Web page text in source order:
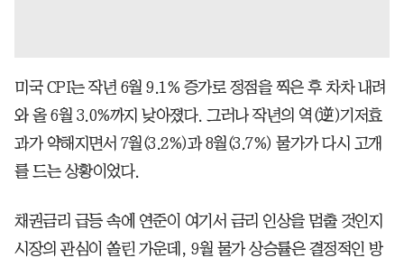
미국 CPI는 작년 6월 9.1% 증가로 정점을 찍은 후 차차 내려
와 올 6월 3.0%까지 낮아졌다. 그러나 작년의 역(逆)기저효
과가 약해지면서 7월(3.2%)과 8월(3.7%) 물가가 다시 고개
를 드는 상황이었다.
채권금리 급등 속에 연준이 여기서 금리 인상을 멈출 것인지
시장의 관심이 쏠린 가운데, 9월 물가 상승률은 결정적인 방